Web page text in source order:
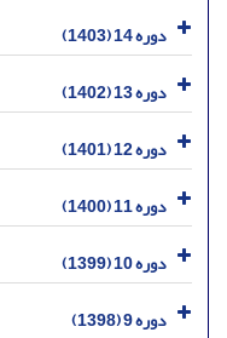
دوره 14 (1403)
دوره 13 (1402)
دوره 12 (1401)
دوره 11 (1400)
دوره 10 (1399)
دوره 9 (1398)